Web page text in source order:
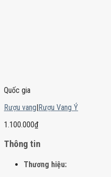
Quốc gia
Rượu vang|Rượu Vang Ý
1.100.000₫
Thông tin
Thương hiệu: